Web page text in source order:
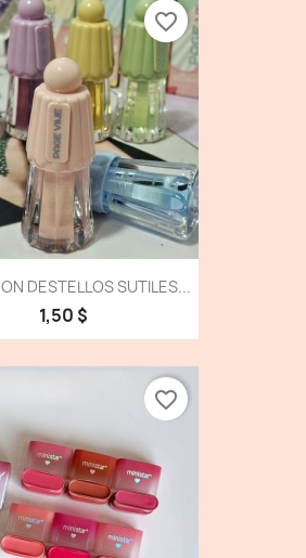
DESTELLOS SUTILES...
1,50 $
favorite_border
favorite_border